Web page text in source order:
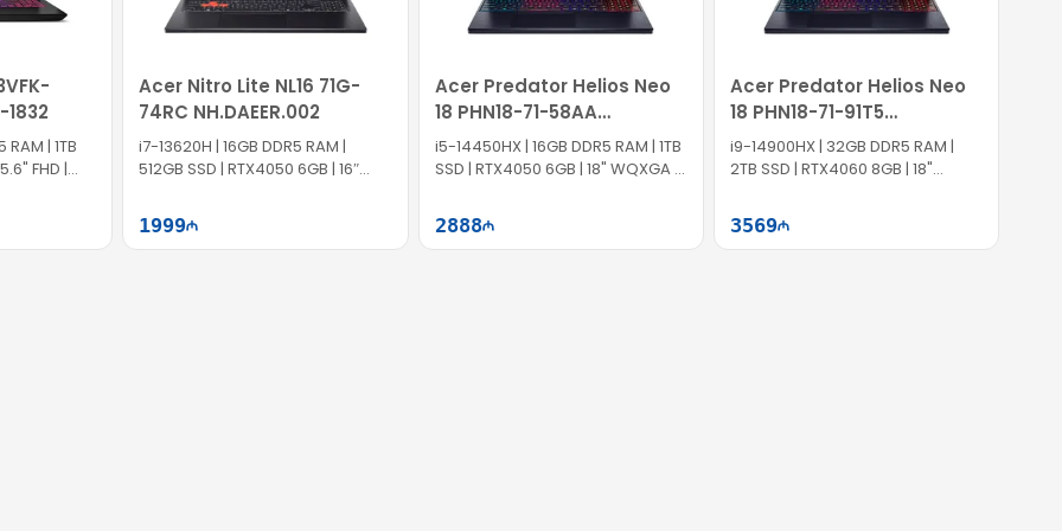
1832
RAM | 1TB
FHD |
Acer Nitro Lite NL16 71G-
74RC NH.DAEER.002
i7-13620H | 16GB DDR5 RAM |
512GB SSD | RTX4050 6GB | 16″
1999
Acer Predator Helios Neo
18 PHN18-71-58AA
NH.QS1ER.001
i5-14450HX | 16GB DDR5 RAM | 1TB
SSD | RTX4050 6GB | 18" WQXGA |
2888
Acer Predator Helios Neo
18 PHN18-71-91T5
NH.QS0ER.003
i9-14900HX | 32GB DDR5 RAM |
2TB SSD | RTX4060 8GB | 18"
3569